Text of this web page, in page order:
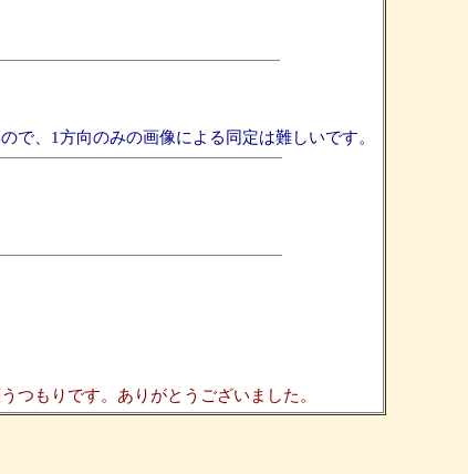
、1方向のみの画像による同定は難しいです。
つもりです。ありがとうございました。